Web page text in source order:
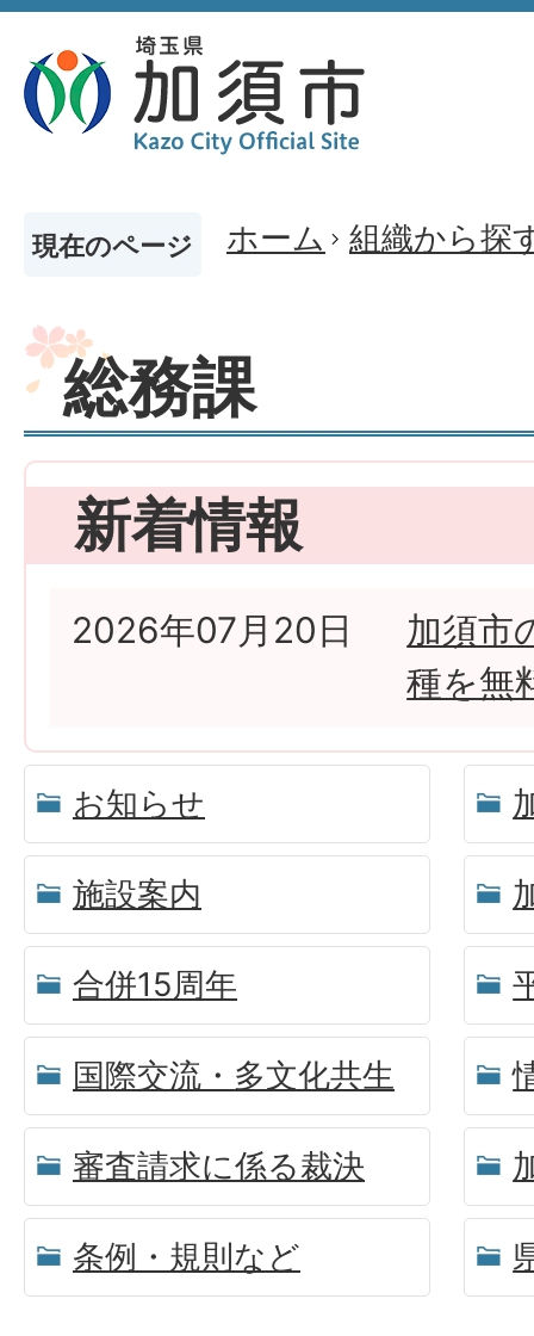
現在のページ ホーム 組織から探
総務課
新着情報
2026年07月20日
加須市
種を無
お知らせ
施設案内
合併15周年
国際交流・多文化共生
審査請求に係る裁決
条例・規則など